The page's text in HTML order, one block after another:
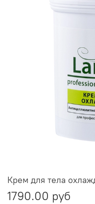
Крем для тела
1790.00 руб